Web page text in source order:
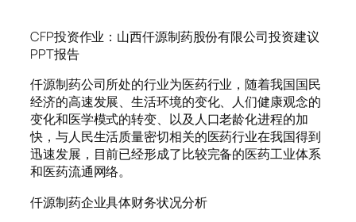
CFP投资作业：山西仟源制药股份有限公司投资建议
PPT报告
仟源制药公司所处的行业为医药行业，随着我国国民
经济的高速发展、生活环境的变化、人们健康观念的
变化和医学模式的转变、以及人口老龄化进程的加
快，与人民生活质量密切相关的医药行业在我国得到
迅速发展，目前已经形成了比较完备的医药工业体系
和医药流通网络。
仟源制药企业具体财务状况分析